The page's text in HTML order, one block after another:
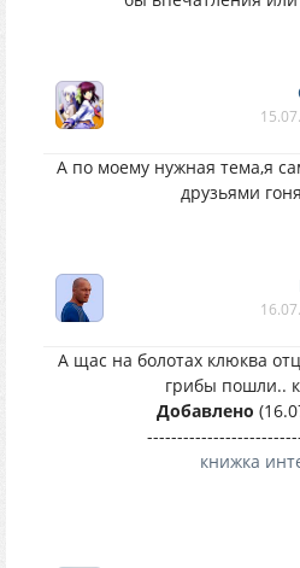
А по моему нужная тема,я
друзьями
А щас на болотах клюква
грибы пошли..
Добавлено
книжка